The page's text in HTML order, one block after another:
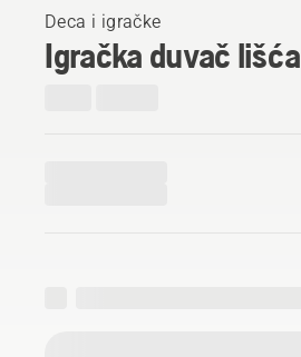
Deca i igračke
Igračka duvač lišća